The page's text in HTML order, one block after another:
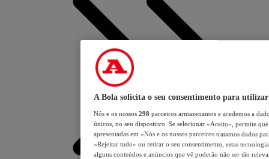
A Bola solicita o seu consentimento para utilizar
Nós e os nossos 298 parceiros armazenamos e acedemos a
únicos, no seu dispositivo. Se selecionar «Aceito», permite
apresentadas em «Nós e os nossos parceiros tratamos dados
«Rejeitar tudo» ou retirar o seu consentimento, estas
alguns conteúdos e anúncios que vê poderão não ser tão